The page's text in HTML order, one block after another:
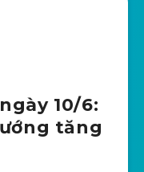
10/6:
tăng